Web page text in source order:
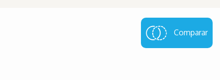
Comparar